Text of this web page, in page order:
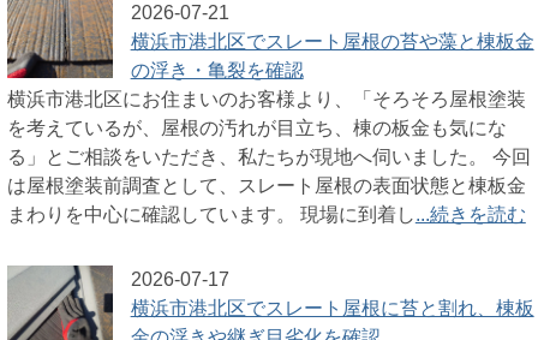
2026-07-21
横浜市港北区でスレート屋根の苔や藻と棟板金
の浮き・亀裂を確認
横浜市港北区にお住まいのお客様より、「そろそろ屋根塗装
を考えているが、屋根の汚れが目立ち、棟の板金も気にな
る」とご相談をいただき、私たちが現地へ伺いました。 今回
は屋根塗装前調査として、スレート屋根の表面状態と棟板金
まわりを中心に確認しています。 現場に到着し...続きを読む
2026-07-17
横浜市港北区でスレート屋根に苔と割れ、棟板